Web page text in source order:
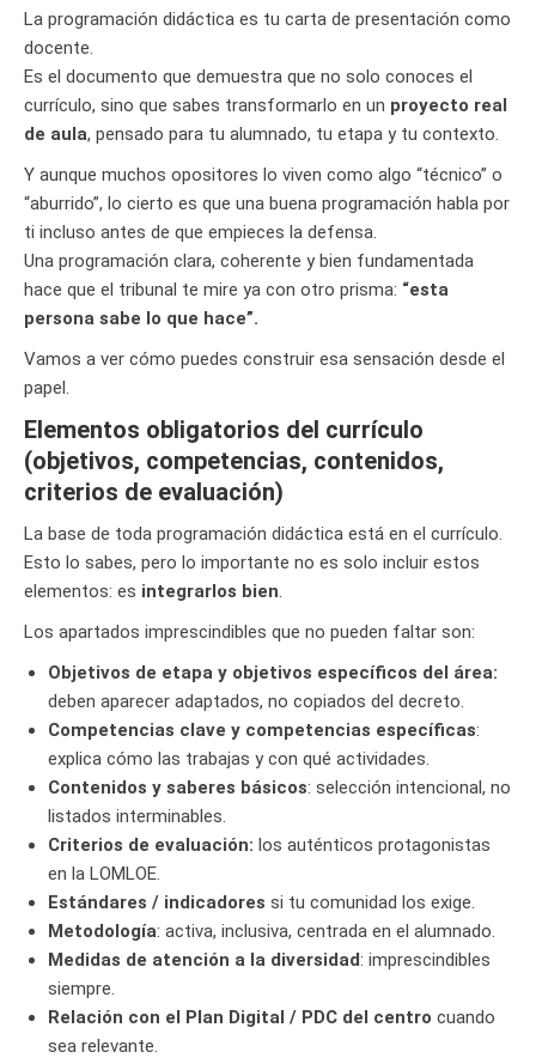
La programación didáctica es tu carta de presentación como
docente.
Es el documento que demuestra que no solo conoces el
currículo, sino que sabes transformarlo en un proyecto real
de aula, pensado para tu alumnado, tu etapa y tu contexto.
Y aunque muchos opositores lo viven como algo “técnico” o
“aburrido”, lo cierto es que una buena programación habla por
ti incluso antes de que empieces la defensa.
Una programación clara, coherente y bien fundamentada
hace que el tribunal te mire ya con otro prisma: “esta
persona sabe lo que hace”.
Vamos a ver cómo puedes construir esa sensación desde el
papel.
Elementos obligatorios del currículo
(objetivos, competencias, contenidos,
criterios de evaluación)
La base de toda programación didáctica está en el currículo.
Esto lo sabes, pero lo importante no es solo incluir estos
elementos: es integrarlos bien.
Los apartados imprescindibles que no pueden faltar son:
Objetivos de etapa y objetivos específicos del área:
deben aparecer adaptados, no copiados del decreto.
Competencias clave y competencias específicas:
explica cómo las trabajas y con qué actividades.
Contenidos y saberes básicos: selección intencional, no
listados interminables.
Criterios de evaluación: los auténticos protagonistas
en la LOMLOE.
Estándares / indicadores si tu comunidad los exige.
Metodología: activa, inclusiva, centrada en el alumnado.
Medidas de atención a la diversidad: imprescindibles
siempre.
Relación con el Plan Digital / PDC del centro cuando
sea relevante.